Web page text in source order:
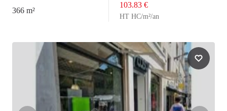
366 m²
103.83 €
HT HC/m²/an